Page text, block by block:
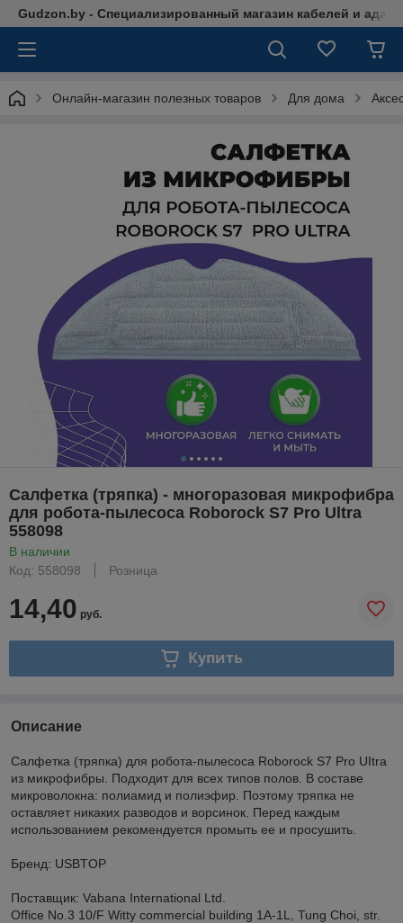
Gudzon.by - Специализированный магазин кабелей и
Онлайн-магазин полезных товаров Для дома
Салфетка (тряпка) - многоразовая микрофибра
для робота-пылесоса Roborock S7 Pro Ultra
558098
В наличии
Код: 558098
Розница
14,40 руб.
Купить
Описание
Салфетка (тряпка) для робота-пылесоса Roborock S7 Pro UItra
из микрофибры. Подходит для всех типов полов. В составе
микроволокна: полиамид и полиэфир. Поэтому тряпка не
оставляет никаких разводов и ворсинок. Перед каждым
использованием рекомендуется промыть ее и просушить.
Бренд: USBTOP
Поставщик: Vabana International Ltd.
Office No.3 10/F Witty commercial building 1A-1L, Tung Choi, str.